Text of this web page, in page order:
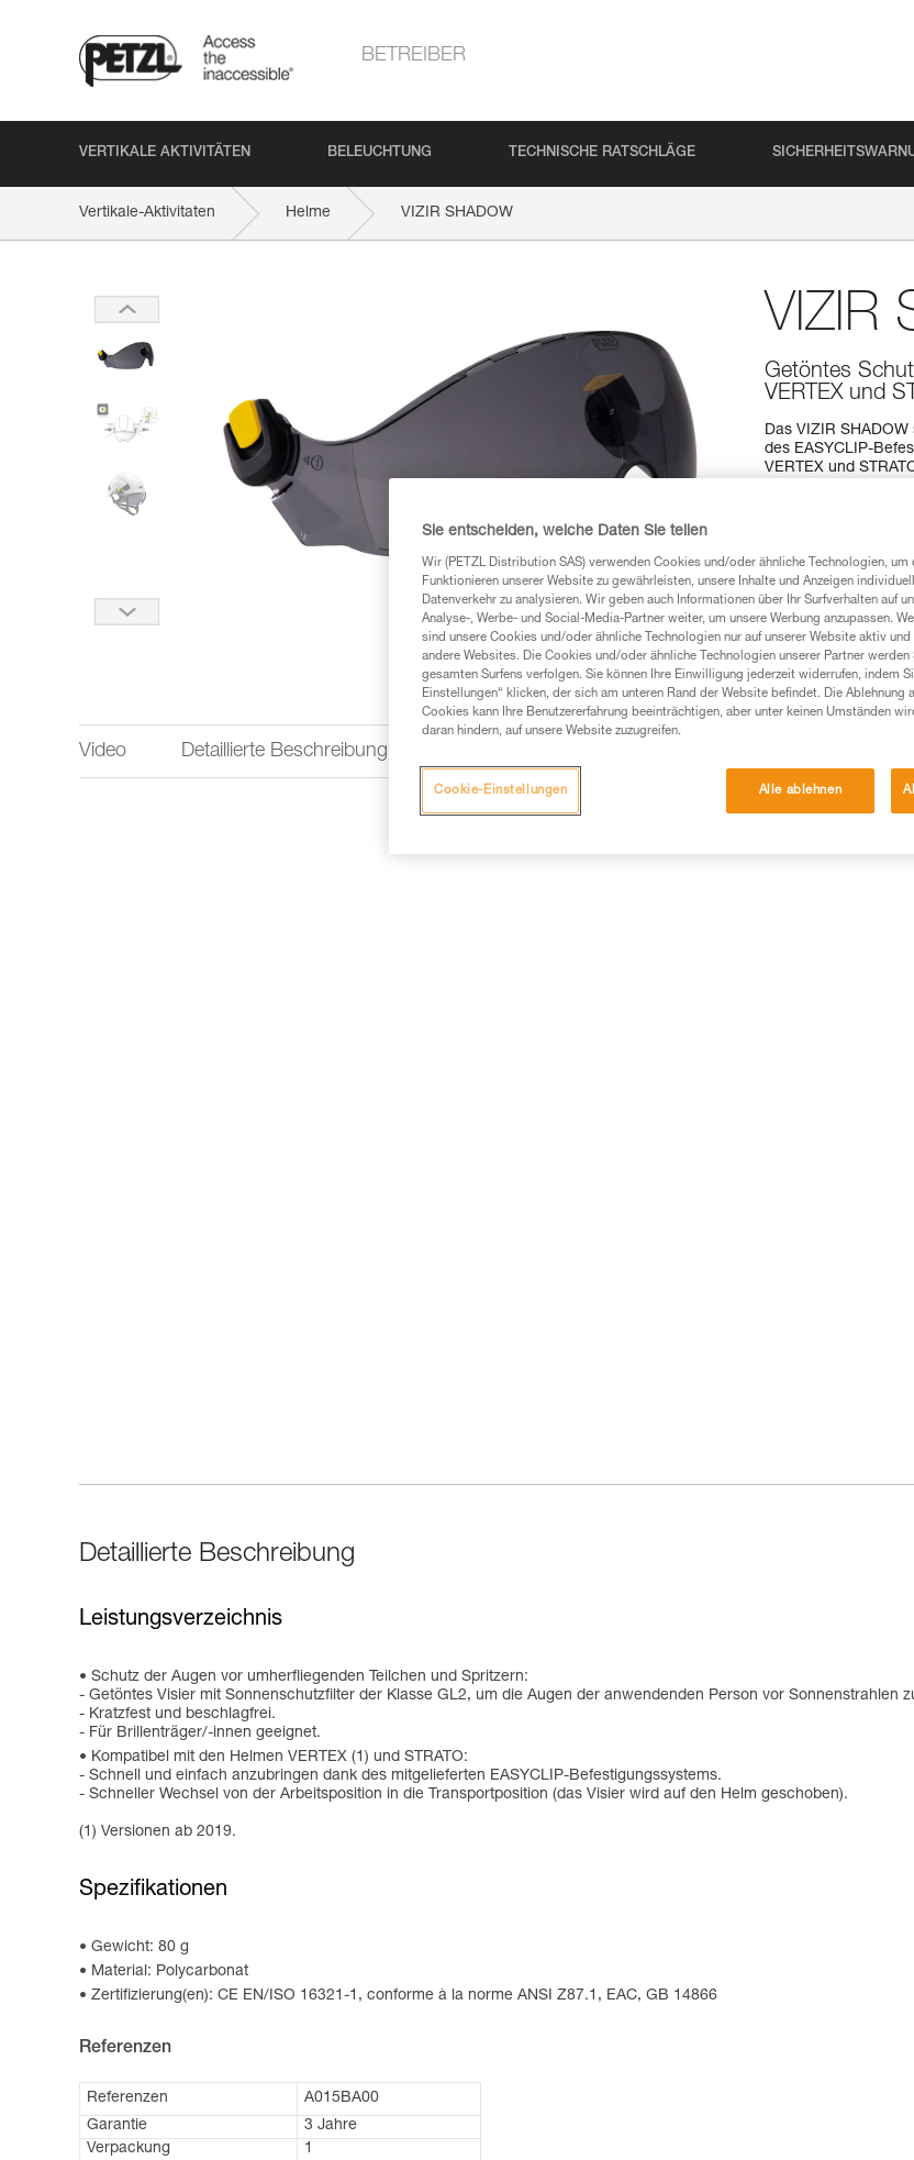
BETREIBER
VERTIKALE AKTIVITÄTEN BELEUCHTUNG TECHNISCHE RATSCHLÄGE
Vertikale-Aktivitaten Helme VIZIR SHADOW
VIZIR
Getöntes
VERTEX und
Das VIZIR
des EASYCLIP-
VERTEX und
professionellen
Video Detaillierte Beschreibung
Detaillierte Beschreibung
Leistungsverzeichnis
Schutz der Augen vor umherfliegenden Teilchen und Spritzern:
- Getöntes Visier mit Sonnenschutzfilter der Klasse GL2, um die Augen der anwendenden Person vor Sonnenstrahlen
- Kratzfest und beschlagfrei.
- Für Brillenträger/-innen geeignet.
Kompatibel mit den Helmen VERTEX (1) und STRATO:
- Schnell und einfach anzubringen dank des mitgelieferten EASYCLIP-Befestigungssystems.
- Schneller Wechsel von der Arbeitsposition in die Transportposition (das Visier wird auf den Helm geschoben).
(1) Versionen ab 2019.
Spezifikationen
Gewicht: 80 g
Material: Polycarbonat
Zertifizierung(en): CE EN/ISO 16321-1, conforme à la norme ANSI Z87.1, EAC, GB 14866
Referenzen
Referenzen
A015BA00
Garantie
3 Jahre
Verpackung
1
Sie entscheiden, welche Daten Sie teilen
Wir (PETZL Distribution SAS) verwenden Cookies und/oder ähnliche Technologien, um
Funktionieren unserer Website zu gewährleisten, unsere Inhalte und Anzeigen
Datenverkehr zu analysieren. Wir geben auch Informationen über Ihr Surfverhalten auf
Analyse-, Werbe- und Social-Media-Partner weiter, um unsere Werbung anzupassen.
sind unsere Cookies und/oder ähnliche Technologien nur auf unserer Website aktiv
andere Websites. Die Cookies und/oder ähnliche Technologien unserer Partner werden
gesamten Surfens verfolgen. Sie können Ihre Einwilligung jederzeit widerrufen, indem
Einstellungen“ klicken, der sich am unteren Rand der Website befindet. Die Ablehnung
Cookies kann Ihre Benutzererfahrung beeinträchtigen, aber unter keinen Umständen
daran hindern, auf unsere Website zuzugreifen.
Alle ablehnen
Cookie-Einstellungen